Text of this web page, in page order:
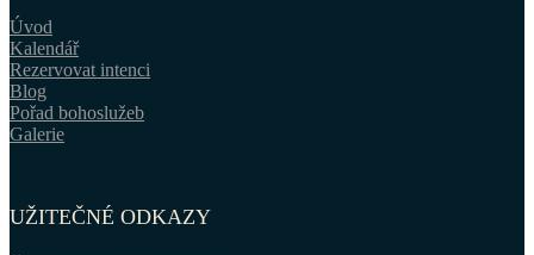
Úvod
Kalendář
Rezervovat intenci
Blog
Pořad bohoslužeb
Galerie
UŽITEČNÉ ODKAZY